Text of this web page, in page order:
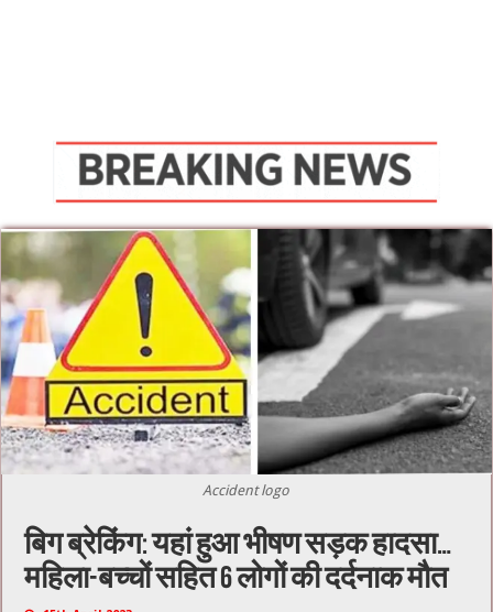
Accident logo
बिग ब्रेकिंग: यहां हुआ भीषण सड़क हादसा…
महिला-बच्चों सहित 6 लोगों की दर्दनाक मौत